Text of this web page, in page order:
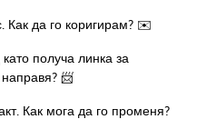
Как да го коригирам? ✉️
получа линка за
📨
Как мога да го променя?